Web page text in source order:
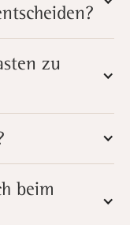
zu
beim